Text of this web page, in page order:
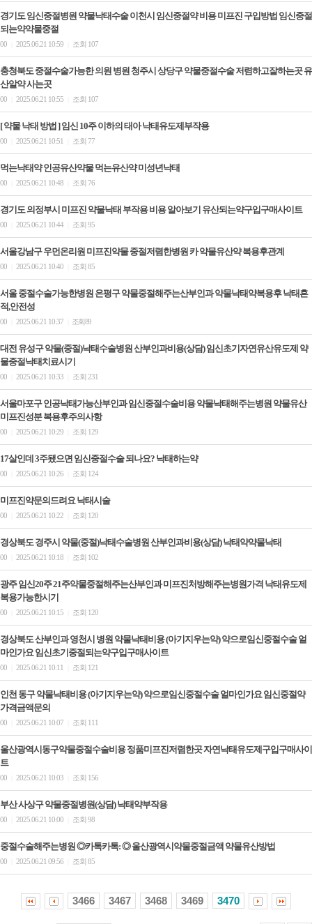
경기도 임신중절병원 약물낙태수술 이천시 임신중절약 비용 미프진 구입방법 임신중절
되는약약물중절
00 2025.06.21 10:59 조회 107
충청북도 중절수술가능한 의원 병원 청주시 상당구 약물중절수술 저렴하고잘하는곳 유
산알약 사는곳
00 2025.06.21 10:55 조회 107
[ 약물 낙태 방법 ] 임신 10주 이하의 태아 낙태유도제부작용
00 2025.06.21 10:51 조회 77
먹는낙태약 인공유산약물 먹는유산약 미성년낙­태
00 2025.06.21 10:48 조회 76
경기도 의정부시 미프진 약물낙태 부작용 비용 알아보기 유산되는약구입구매사이트
00 2025.06.21 10:44 조회 95
서울강남구 우먼온리원 미프진약물 중절저렴한병원 카 약물유산약 복용후관계
00 2025.06.21 10:40 조회 85
서울 중절수술가능한병원 은평구 약물중절해주는산부인과 약물낙태약복용후 낙태흔
적,안전성
00 2025.06.21 10:37 조회 89
대전 유성구 약물(중절)낙태수술병원 산부인과비용(상담) 임신초기자연유산유도제 약
물중절낙태치료시기
00 2025.06.21 10:33 조회 231
서울마포구 인공낙태가능산부인과 임신중절수술비용 약물낙태해주는병원 약물유산
미프진성분 복용후주의사항
00 2025.06.21 10:29 조회 129
17살인데 3주됐으면 임신중절수술 되나요? 낙­태하는약
00 2025.06.21 10:26 조회 124
미프진약문의드려요 낙­태시술
00 2025.06.21 10:22 조회 120
경상북도 경주시 약물(중절)낙태수술병원 산부인과비용(상담) 낙태약약물낙태
00 2025.06.21 10:18 조회 102
광주 임신20주 21주약물중절해주는산부인과 미프진처방해주는병원가격 낙태유도제
복용가능한시기
00 2025.06.21 10:15 조회 120
경상북도 산부인과 영천시 병원 약물낙태비용 (아기지우는약) 약으로임신중절수술 얼
마인가요 임신초기중절되는약구입구매사이트
00 2025.06.21 10:11 조회 121
인천 동구 약물낙태비용 (아기지우는약) 약으로임신중절수술 얼마인가요 임신중절약
가격금액문의
00 2025.06.21 10:07 조회 111
울산광역시동구약물중절수술비용 정품미프진저렴한곳 자연낙태유도제구입구매사이
트
00 2025.06.21 10:03 조회 156
부산 사상구 약물중절병원(상담) 낙태약부작용
00 2025.06.21 10:00 조회 98
중절수술해주는병원 ◎카톡카톡: ◎ 울산광역시약물중절금액 약물유산방법
00 2025.06.21 09:56 조회 85
3466 3467 3468 3469 3470